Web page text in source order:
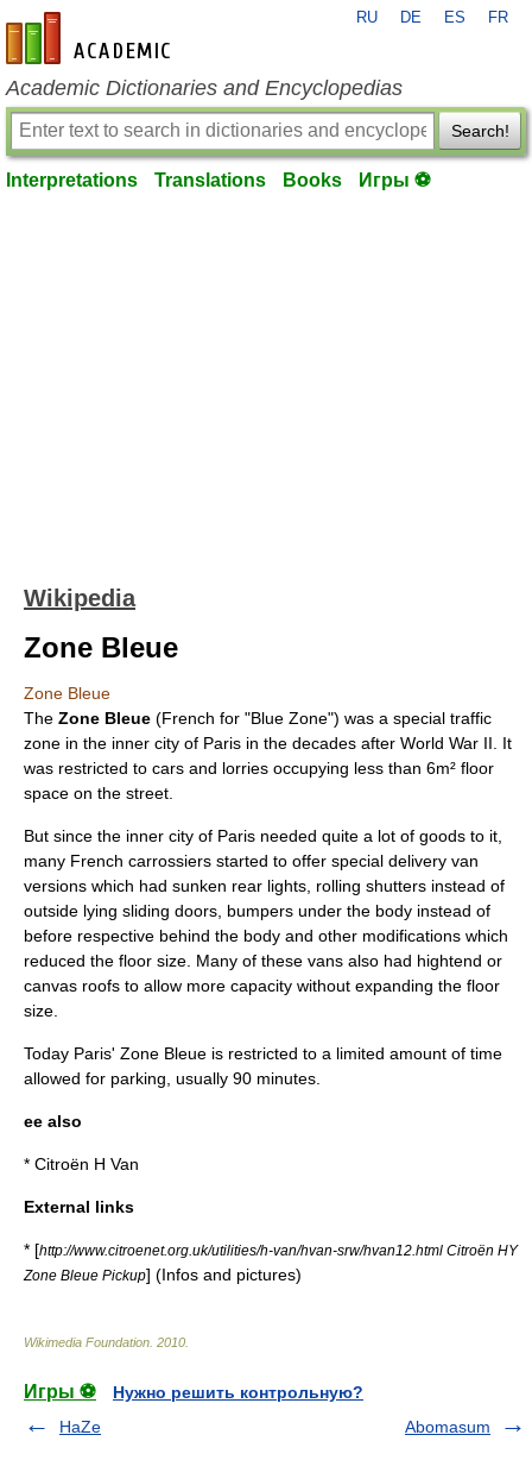
en-academic.com
RU DE ES FR
Academic Dictionaries and Encyclopedias
Search!
Interpretations Translations Books Игры ⚽
Wikipedia
Zone Bleue
Zone Bleue
The Zone Bleue (French for "Blue Zone") was a special traffic
zone in the inner city of Paris in the decades after World War II . It
was restricted to cars and lorries occupying less than 6m² floor
space on the street.
But since the inner city of Paris needed quite a lot of goods to it,
many French carrossiers started to offer special delivery van
versions which had sunken rear lights, rolling shutters instead of
outside lying sliding doors, bumpers under the body instead of
before respective behind the body and other modifications which
reduced the floor size. Many of these vans also had hightend or
canvas roofs to allow more capacity without expanding the floor
size.
Today Paris' Zone Bleue is restricted to a limited amount of time
allowed for parking, usually 90 minutes.
ee also
* Citroën H Van
External links
* [http://www.citroenet.org.uk/utilities/h-van/hvan-srw/hvan12.html Citroën HY
Zone Bleue Pickup] (Infos and pictures)
Wikimedia Foundation 2010
Игры ⚽
Нужно решить контрольную?
HaZe
Abomasum